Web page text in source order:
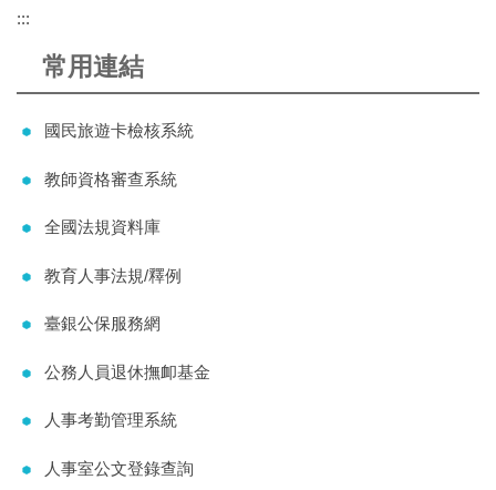
:::
常用連結
國民旅遊卡檢核系統
教師資格審查系統
全國法規資料庫
教育人事法規/釋例
臺銀公保服務網
公務人員退休撫卹基金
人事考勤管理系統
人事室公文登錄查詢